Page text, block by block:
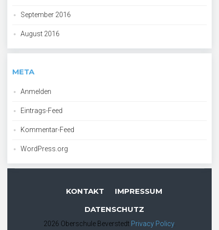
September 2016
August 2016
META
Anmelden
Eintrags-Feed
Kommentar-Feed
WordPress.org
KONTAKT
IMPRESSUM
DATENSCHUTZ
2026 Oberschule Beverstedt Privacy Policy.